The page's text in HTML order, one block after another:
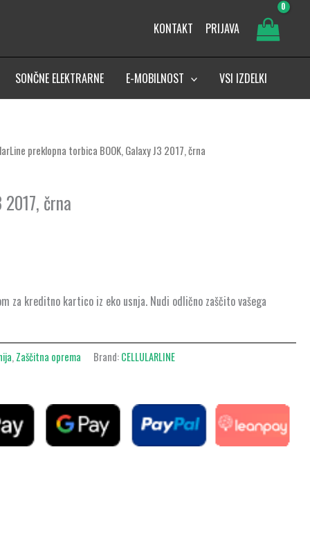
KONTAKT PRIJAVA
SONČNE ELEKTRARNE E-MOBILNOST VSI IZDELKI
preklopna torbica BOOK, Galaxy J3 2017, črna
črna
za kreditno kartico iz eko usnja. Nudi odlično zaščito vašega
,Zaščitna oprema Brand:CELLULARLINE